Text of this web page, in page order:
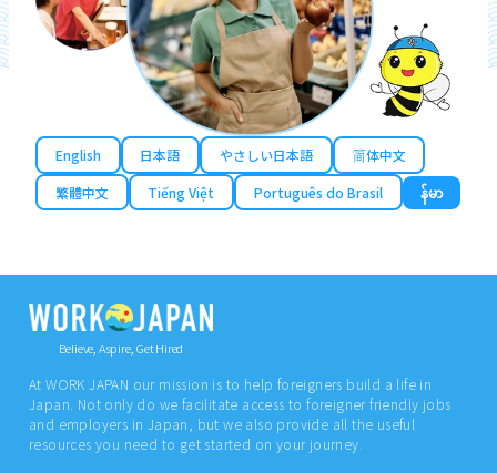
English 日本語 やさしい日本語
简体中文
繁體中文
Tiếng Việt Português do Brasil န်မာ
Believe, Aspire, Get Hired
At WORK JAPAN our mission is to help foreigners build a life in
Japan. Not only do we facilitate access to foreigner friendly jobs
and employers in Japan, but we also provide all the useful
resources you need to get started on your journey.